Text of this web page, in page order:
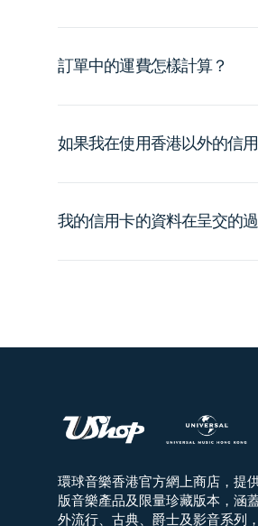
訂單中的運費怎樣計算？
如果我在使用香港以外的信
我的信用卡的資料在呈交的
環球音樂香港官方網上商店，提
版音樂產品及限量珍藏版本，涵
外流行、古典、爵士及影音系列